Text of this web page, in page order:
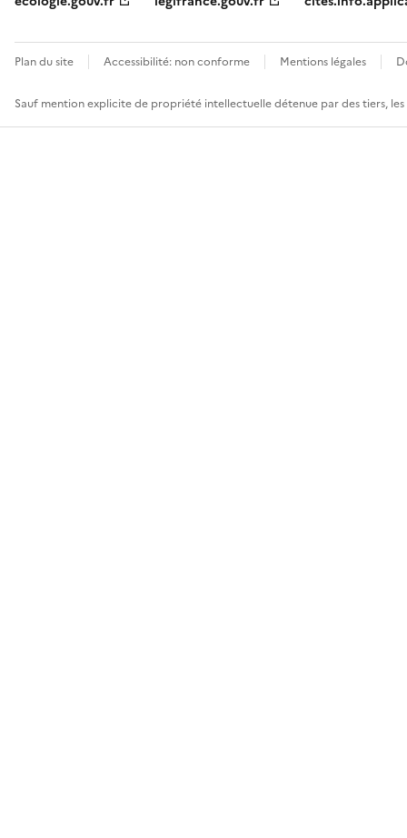
Plan du site Accessibilité: non conforme Mentions légales
Sauf mention explicite de propriété intellectuelle détenue par des tiers,